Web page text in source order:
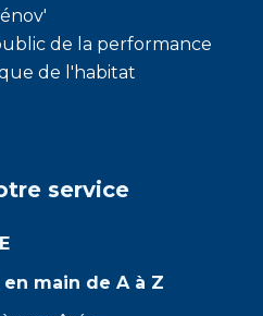
de la performance
de l'habitat
service
en main de A à Z